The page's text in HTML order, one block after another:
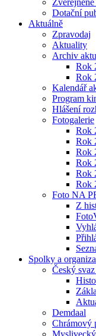
Dotační
Aktuálně
Zpravodaj
Aktuality
Archiv
Rok
Rok
Kalendář
Program
Hlášení
Fotogalerie
Rok
Rok
Rok
Rok
Rok
Rok
Foto NA
Z
Spolky a
Český
Demdaal
Chrámový